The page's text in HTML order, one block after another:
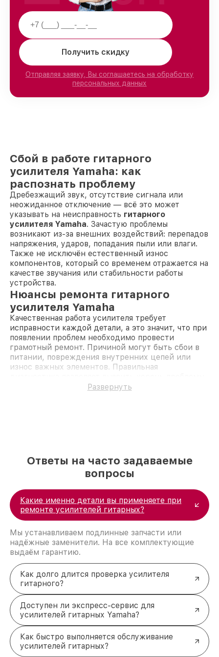
Получить скидку
Отправляя заявку, Вы соглашаетесь на обработку
персональных данных
Сбой в работе гитарного
усилителя Yamaha: как
распознать проблему
Дребезжащий звук, отсутствие сигнала или
неожиданное отключение — всё это может
указывать на неисправность гитарного
усилителя Yamaha. Зачастую проблемы
возникают из-за внешних воздействий: перепадов
напряжения, ударов, попадания пыли или влаги.
Также не исключён естественный износ
компонентов, который со временем отражается на
качестве звучания или стабильности работы
устройства.
Нюансы ремонта гитарного
усилителя Yamaha
Качественная работа усилителя требует
исправности каждой детали, а это значит, что при
появлении проблем необходимо провести
грамотный ремонт. Причиной могут быть сбои в
питании, повреждения внутренних цепей или
износ важных элементов. Правильная
и восстановить устройство в кратчайшие сроки.
устройства требуют полноценной диагностики.
Специалисты определяют причину сбоев,
проверяя основные узлы: блок питания, каналы,
кнопки, фильтры. Используются
профессиональные инструменты и контрольные
замеры для точного выявления проблем. Без
точной проверки невозможно вернуть усилитель
к стабильной работе.
Причины и виды поломок
гитарных усилителей Yamaha
Список наиболее частых неисправностей
включает:
Ремонт цепи питания
источника питания приводят к нестабильной
подаче тока.
Восстановление конденсаторов
испорченные элементы вызывают искажение
Чистка переключателей режимов: пыль и
грязь ухудшают контакт, что отражается на
Развернуть
Ответы на часто задаваемые
вопросы
Какие именно детали вы применяете при
ремонте усилителей гитарных?
Мы устанавливаем подлинные запчасти или
надёжные заменители. На все комплектующие
выдаём гарантию.
Как долго длится проверка усилителя
гитарного?
Доступен ли экспресс-сервис для
усилителей гитарных Yamaha?
Как быстро выполняется обслуживание
усилителей гитарных?